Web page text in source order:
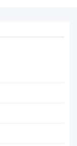
nhẹ, có thể